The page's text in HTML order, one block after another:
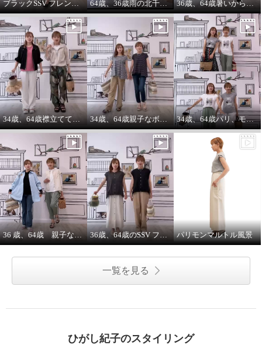
エムズ スタイル ソフトタイプ
ライター ギャザーリングアクセ
ント 大人ブルゾン
ピスタチオ ７号
¥0
ブラックSSV フレンチシャツにブラックブルゾン so cool! 64歳、36歳雨の北千住迷路散歩 36歳、64歳暑いから ノースリーブ必須‼️暑いから腕は出す‼️
34歳、64歳襟立ててブルゾンを着る えっ？襟立てない？ 34歳、64歳親子なボーダーコーデstyle^_^ 34歳、64歳パリ、モンマルトルの階段プリントカットソーを着る。
36 歳、64歳 親子な年齢差コーデ 36歳、64歳のSSV フレンチスリーブシャツはジレにもなります。 パリモンマルトル風景
一覧を見る
ひがし紀子のスタイリング